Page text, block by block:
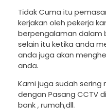
Tidak Cuma itu
kerjakan oleh pekerja
berpengalaman dalam
selain itu ketika anda
anda juga akan
anda.
Kami juga sudah sering
dengan Pasang CCTV
bank , rumah,dll.